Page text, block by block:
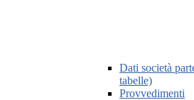
Dati società
tabelle)
Provvedimenti